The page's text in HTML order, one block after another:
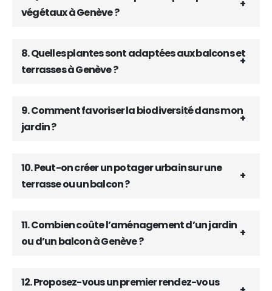
végétaux à Genève ?
8. Quelles plantes sont adaptées aux balcons et
terrasses à Genève ?
9. Comment favoriser la biodiversité dans mon
jardin ?
10. Peut-on créer un potager urbain sur une
terrasse ou un balcon ?
11. Combien coûte l’aménagement d’un jardin
ou d’un balcon à Genève ?
12. Proposez-vous un premier rendez-vous